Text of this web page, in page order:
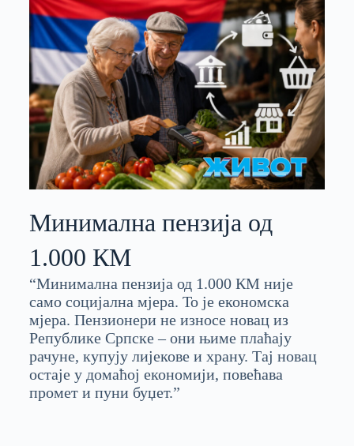
Минимална пензија од
1.000 КМ
“Минимална пензија од 1.000 КМ није
само социјална мјера. То је економска
мјера. Пензионери не износе новац из
Републике Српске – они њиме плаћају
рачуне, купују лијекове и храну. Тај новац
остаје у домаћој економији, повећава
промет и пуни буџет.”